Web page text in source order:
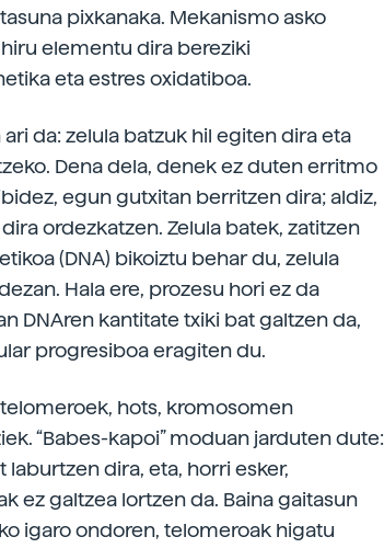
pixkanaka. Mekanismo asko
elementu dira bereziki
eta estres oxidatiboa.
da: zelula batzuk hil egiten dira eta
Dena dela, denek ez duten erritmo
egun gutxitan berritzen dira; aldiz,
ordezkatzen. Zelula batek, zatitzen
(DNA) bikoiztu behar du, zelula
Hala ere, prozesu hori ez da
DNAren kantitate txiki bat galtzen da,
progresiboa eragiten du.
hots, kromosomen
“Babes-kapoi” moduan jarduten dute:
dira, eta, horri esker,
ez galtzea lortzen da. Baina gaitasun
igaro ondoren, telomeroak higatu